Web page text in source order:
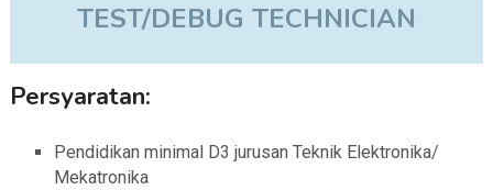
TEST/DEBUG TECHNICIAN
Persyaratan:
Pendidikan minimal D3 jurusan Teknik Elektronika/
Mekatronika